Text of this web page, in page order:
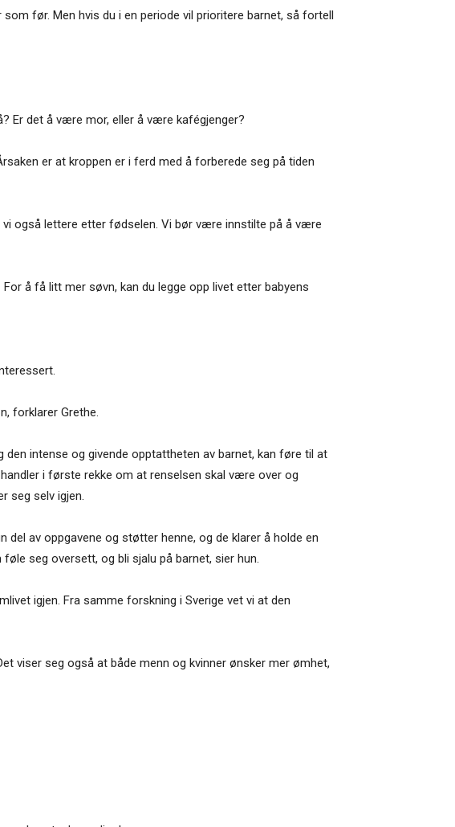
før. Men hvis du i en periode vil prioritere barnet, så fortell
Er det å være mor, eller å være kafégjenger?
er at kroppen er i ferd med å forberede seg på tiden
også lettere etter fødselen. Vi bør være innstilte på å være
å få litt mer søvn, kan du legge opp livet etter babyens
forklarer Grethe.
intense og givende opptattheten av barnet, kan føre til at
i første rekke om at renselsen skal være over og
seg selv igjen.
av oppgavene og støtter henne, og de klarer å holde en
seg oversett, og bli sjalu på barnet, sier hun.
igjen. Fra samme forskning i Sverige vet vi at den
viser seg også at både menn og kvinner ønsker mer ømhet,